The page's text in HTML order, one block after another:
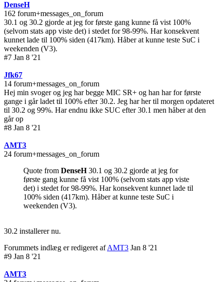
DenseH
162 forum+messages_on_forum
30.1 og 30.2 gjorde at jeg for første gang kunne få vist 100%
(selvom stats app viste det) i stedet for 98-99%. Har konsekvent
kunnet lade til 100% siden (417km). Håber at kunne teste SuC i
weekenden (V3).
#7 Jan 8 '21
Jfk67
14 forum+messages_on_forum
Hej min svoger og jeg har begge MIC SR+ og han har for første
gange i går ladet til 100% efter 30.2. Jeg har her til morgen opdateret
til 30.2 og 99%. Har endnu ikke SUC efter 30.1 men håber at den
går op
#8 Jan 8 '21
AMT3
24 forum+messages_on_forum
Quote from DenseH 30.1 og 30.2 gjorde at jeg for
første gang kunne få vist 100% (selvom stats app viste
det) i stedet for 98-99%. Har konsekvent kunnet lade til
100% siden (417km). Håber at kunne teste SuC i
weekenden (V3).
30.2 installerer nu.
Forummets indlæg er redigeret afAMT3 Jan 8 '21
#9 Jan 8 '21
AMT3